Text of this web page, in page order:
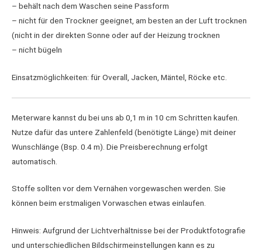
– behält nach dem Waschen seine Passform
– nicht für den Trockner geeignet, am besten an der Luft trocknen
(nicht in der direkten Sonne oder auf der Heizung trocknen
– nicht bügeln
Einsatzmöglichkeiten: für Overall, Jacken, Mäntel, Röcke etc.
Meterware kannst du bei uns ab 0,1 m in 10 cm Schritten kaufen.
Nutze dafür das untere Zahlenfeld (benötigte Länge) mit deiner
Wunschlänge (Bsp. 0.4 m). Die Preisberechnung erfolgt
automatisch.
Stoffe sollten vor dem Vernähen vorgewaschen werden. Sie
können beim erstmaligen Vorwaschen etwas einlaufen.
Hinweis: Aufgrund der Lichtverhältnisse bei der Produktfotografie
und unterschiedlichen Bildschirmeinstellungen kann es zu